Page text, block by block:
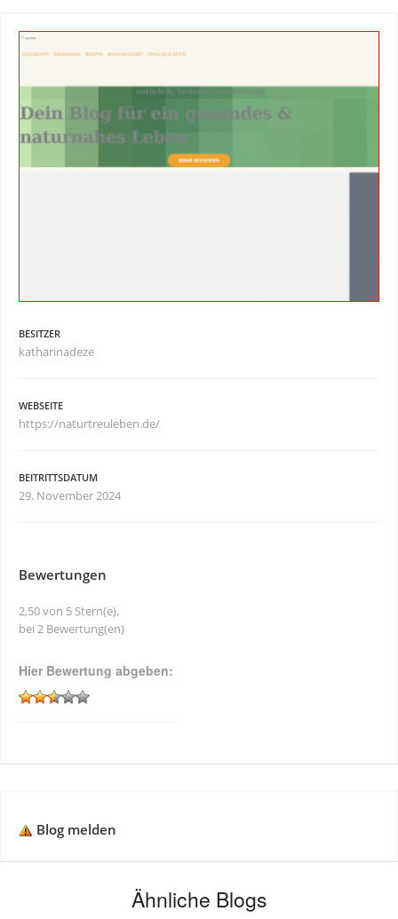
BESITZER
katharinadeze
WEBSEITE
https://naturtreuleben.de/
BEITRITTSDATUM
29. November 2024
Bewertungen
2,50 von 5 Stern(e),
bei 2 Bewertung(en)
Hier Bewertung abgeben:
Blog melden
Ähnliche Blogs